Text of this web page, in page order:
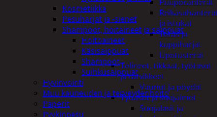
ja istukat
Teräs ja
kuppiharjat
Upotusterät
Telineet, tikkaat, työtasot
ja tarvikkeet
Vaunut ja pöydät
Työasut ja suojaimet
Suojalasit ja
Kosmetiikka
Pesuharjat ja -sienet
Shampoot, hoitaineet ja saippuat
Hoitoaineet
Käsisaippuat
Shampoot
Suihkusaippuat
Hyvinvointi
Muu kauneuden ja terveydenhoito
Paperit
Pyykinpesu